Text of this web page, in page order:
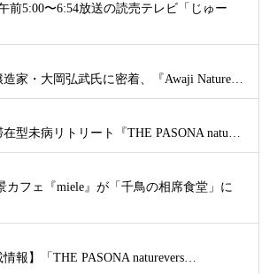
前5:00〜6:54放送の読売テレビ「じゅー
家・大岡弘武氏に密着、『Awaji Nature…
型未病リトリート『THE PASONA natu…
カフェ『miele』が「千鳥の相席食堂」に
情報】「THE PASONA naturevers…